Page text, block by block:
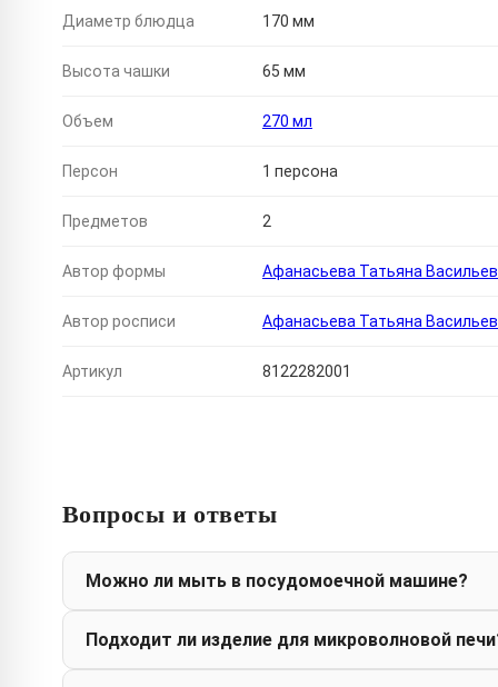
Диаметр блюдца 170 мм
Высота чашки 65 мм
Объем 270 мл
Персон 1 персона
Предметов 2
Автор формы Афанасьева Татьяна
Автор росписи Афанасьева Татьяна
Артикул 8122282001
Вопросы и ответы
Можно ли мыть в посудомоечной машине?
Подходит ли изделие для микроволновой